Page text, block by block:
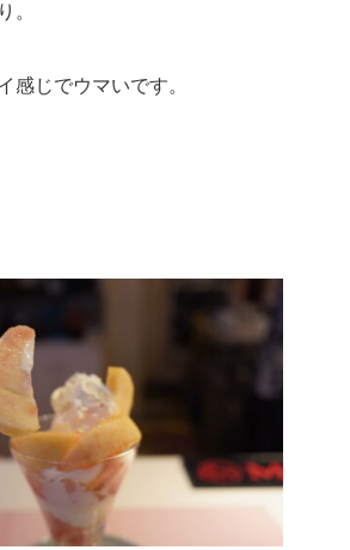
。
感じでウマいです。